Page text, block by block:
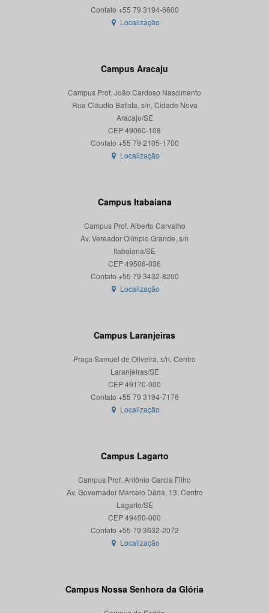
Localização
Campus Aracaju
Campus Prof. João Cardoso Nascimento
Rua Cláudio Batista, s/n, Cidade Nova
Aracaju/SE
CEP 49060-108
Localização
Campus Itabaiana
Campus Prof. Alberto Carvalho
Av. Vereador Olímpio Grande, s/n
Itabaiana/SE
CEP 49506-036
Localização
Campus Laranjeiras
Praça Samuel de Oliveira, s/n, Centro
Laranjeiras/SE
CEP 49170-000
Localização
Campus Lagarto
Campus Prof. Antônio Garcia Filho
Av. Governador Marcelo Déda, 13, Centro
Lagarto/SE
CEP 49400-000
Localização
Campus Nossa Senhora da Glória